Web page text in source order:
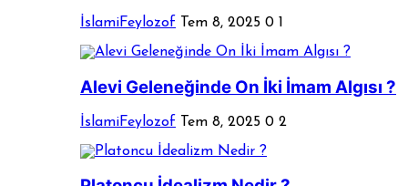
İslamiFeylozof Tem 8, 2025 0 1
Alevi Geleneğinde On İki İmam Algısı ?
İslamiFeylozof Tem 8, 2025 0 2